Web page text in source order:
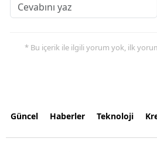
* Bu içerik ile ilgili yorum yok, ilk
Güncel Haberler Teknoloji